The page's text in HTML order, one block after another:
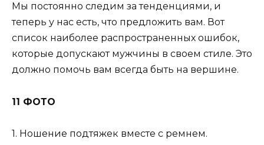
Мы постоянно следим за тенденциями, и
теперь у нас есть, что предложить вам. Вот
список наиболее распространенных ошибок,
которые допускают мужчины в своем стиле. Это
должно помочь вам всегда быть на вершине.
11 ФОТО
1. Ношение подтяжек вместе с ремнем.